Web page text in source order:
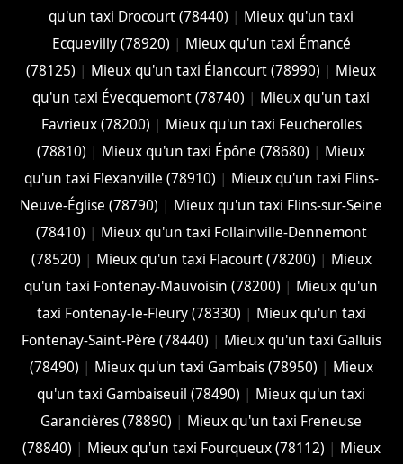
qu'un taxi Drocourt (78440) | Mieux qu'un taxi
Ecquevilly (78920) | Mieux qu'un taxi Émancé
(78125) | Mieux qu'un taxi Élancourt (78990) | Mieux
qu'un taxi Évecquemont (78740) | Mieux qu'un taxi
Favrieux (78200) | Mieux qu'un taxi Feucherolles
(78810) | Mieux qu'un taxi Épône (78680) | Mieux
qu'un taxi Flexanville (78910) | Mieux qu'un taxi Flins-
Neuve-Église (78790) | Mieux qu'un taxi Flins-sur-Seine
(78410) | Mieux qu'un taxi Follainville-Dennemont
(78520) | Mieux qu'un taxi Flacourt (78200) | Mieux
qu'un taxi Fontenay-Mauvoisin (78200) | Mieux qu'un
taxi Fontenay-le-Fleury (78330) | Mieux qu'un taxi
Fontenay-Saint-Père (78440) | Mieux qu'un taxi Galluis
(78490) | Mieux qu'un taxi Gambais (78950) | Mieux
qu'un taxi Gambaiseuil (78490) | Mieux qu'un taxi
Garancières (78890) | Mieux qu'un taxi Freneuse
(78840) | Mieux qu'un taxi Fourqueux (78112) | Mieux